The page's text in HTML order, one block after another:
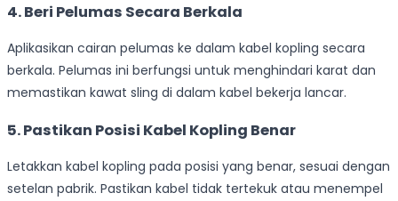
4. Beri Pelumas Secara Berkala
Aplikasikan cairan pelumas ke dalam kabel kopling secara
berkala. Pelumas ini berfungsi untuk menghindari karat dan
memastikan kawat sling di dalam kabel bekerja lancar.
5. Pastikan Posisi Kabel Kopling Benar
Letakkan kabel kopling pada posisi yang benar, sesuai dengan
setelan pabrik. Pastikan kabel tidak tertekuk atau menempel